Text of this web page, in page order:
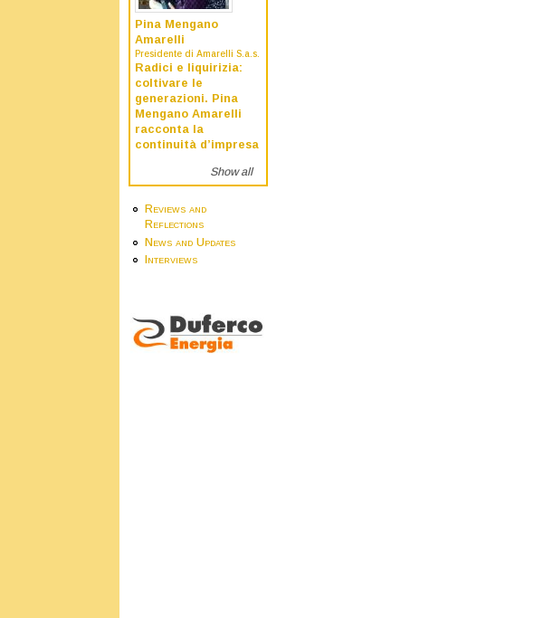
Pina Mengano
Amarelli
Presidente di Amarelli S.a.s.
Radici e liquirizia:
coltivare le
generazioni. Pina
Mengano Amarelli
racconta la
continuità d’impresa
Show all
Reviews and
Reflections
News and Updates
Interviews